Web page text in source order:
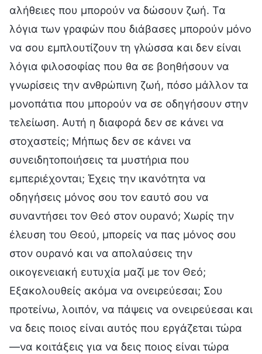
αλήθειες που μπορούν να δώσουν ζωή. Τα
λόγια των γραφών που διάβασες μπορούν μόνο
να σου εμπλουτίζουν τη γλώσσα και δεν είναι
λόγια φιλοσοφίας που θα σε βοηθήσουν να
γνωρίσεις την ανθρώπινη ζωή, πόσο μάλλον τα
μονοπάτια που μπορούν να σε οδηγήσουν στην
τελείωση. Αυτή η διαφορά δεν σε κάνει να
στοχαστείς; Μήπως δεν σε κάνει να
συνειδητοποιήσεις τα μυστήρια που
εμπεριέχονται; Έχεις την ικανότητα να
οδηγήσεις μόνος σου τον εαυτό σου να
συναντήσει τον Θεό στον ουρανό; Χωρίς την
έλευση του Θεού, μπορείς να πας μόνος σου
στον ουρανό και να απολαύσεις την
οικογενειακή ευτυχία μαζί με τον Θεό;
Εξακολουθείς ακόμα να ονειρεύεσαι; Σου
προτείνω, λοιπόν, να πάψεις να ονειρεύεσαι και
να δεις ποιος είναι αυτός που εργάζεται τώρα
—να κοιτάξεις για να δεις ποιος είναι τώρα